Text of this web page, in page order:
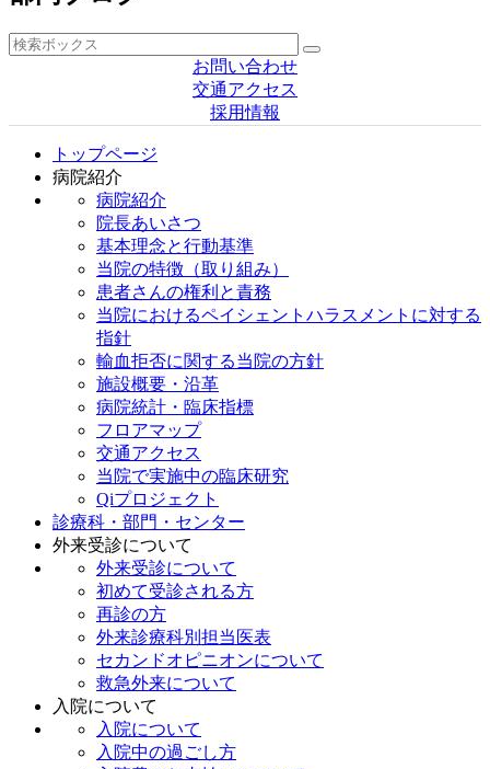
お問い合わせ
交通アクセス
採用情報
トップページ
病院紹介
病院紹介
院長あいさつ
基本理念と行動基準
当院の特徴（取り組み）
患者さんの権利と責務
当院におけるペイシェントハラスメントに対する
指針
輸血拒否に関する当院の方針
施設概要・沿革
病院統計・臨床指標
フロアマップ
交通アクセス
当院で実施中の臨床研究
Qiプロジェクト
診療科・部門・センター
外来受診について
外来受診について
初めて受診される方
再診の方
外来診療科別担当医表
セカンドオピニオンについて
救急外来について
入院について
入院について
入院中の過ごし方